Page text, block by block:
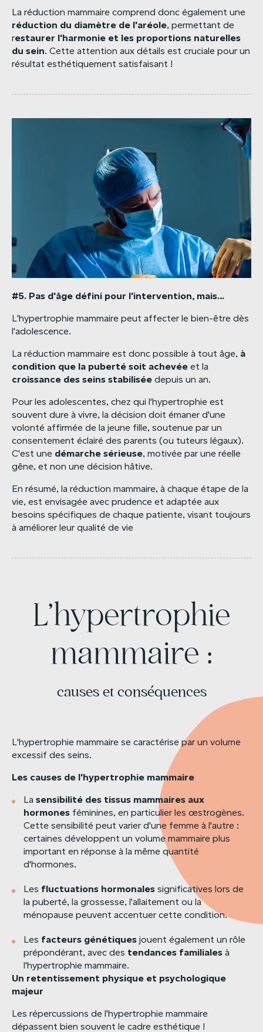
La réduction mammaire comprend donc également une
réduction du diamètre de l'aréole, permettant de
restaurer l'harmonie et les proportions naturelles
du sein. Cette attention aux détails est cruciale pour un
résultat esthétiquement satisfaisant !
#5. Pas d'âge défini pour l'intervention, mais…
L'hypertrophie mammaire peut affecter le bien-être dès
l'adolescence.
La réduction mammaire est donc possible à tout âge, à
condition que la puberté soit achevée et la
croissance des seins stabilisée depuis un an.
Pour les adolescentes, chez qui l'hypertrophie est
souvent dure à vivre, la décision doit émaner d'une
volonté affirmée de la jeune fille, soutenue par un
consentement éclairé des parents (ou tuteurs légaux).
C'est une démarche sérieuse, motivée par une réelle
gêne, et non une décision hâtive.
En résumé, la réduction mammaire, à chaque étape de la
vie, est envisagée avec prudence et adaptée aux
besoins spécifiques de chaque patiente, visant toujours
à améliorer leur qualité de vie
L’hypertrophie
mammaire :
causes et conséquences
L'hypertrophie mammaire se caractérise par un volume
excessif des seins.
Les causes de l'hypertrophie mammaire
La sensibilité des tissus mammaires aux
hormones féminines, en particulier les œstrogènes.
Cette sensibilité peut varier d'une femme à l'autre :
certaines développent un volume mammaire plus
important en réponse à la même quantité
d'hormones.
Les fluctuations hormonales significatives lors de
la puberté, la grossesse, l'allaitement ou la
ménopause peuvent accentuer cette condition.
Les facteurs génétiques jouent également un rôle
prépondérant, avec des tendances familiales à
l'hypertrophie mammaire.
Un retentissement physique et psychologique
majeur
Les répercussions de l'hypertrophie mammaire
dépassent bien souvent le cadre esthétique !